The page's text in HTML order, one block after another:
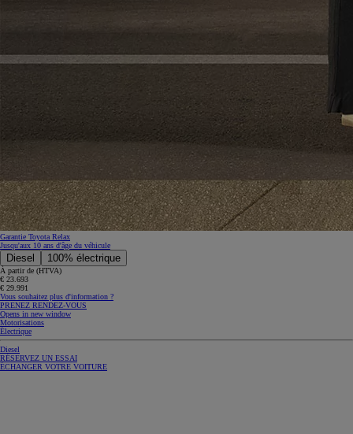
Garantie Toyota Relax
Jusqu'aux 10 ans d'âge du véhicule
Diesel 100% électrique
À partir de (HTVA)
€ 23.693
€ 29.991
Vous souhaitez plus d'information ?
PRENEZ RENDEZ-VOUS
Opens in new window
Motorisations
Électrique
Diesel
RÉSERVEZ UN ESSAI
ÉCHANGER VOTRE VOITURE